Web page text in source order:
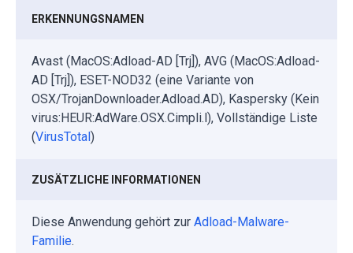
ERKENNUNGSNAMEN
Avast (MacOS:Adload-AD [Trj]), AVG (MacOS:Adload-
AD [Trj]), ESET-NOD32 (eine Variante von
OSX/TrojanDownloader.Adload.AD), Kaspersky (Kein
virus:HEUR:AdWare.OSX.Cimpli.l), Vollständige Liste
(VirusTotal)
ZUSÄTZLICHE INFORMATIONEN
Diese Anwendung gehört zur Adload-Malware-
Familie.